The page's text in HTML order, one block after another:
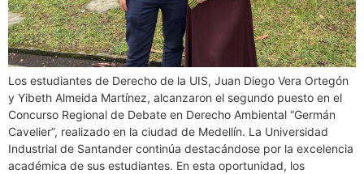
Los estudiantes de Derecho de la UIS, Juan Diego Vera Ortegón
y Yibeth Almeida Martínez, alcanzaron el segundo puesto en el
Concurso Regional de Debate en Derecho Ambiental “Germán
Cavelier”, realizado en la ciudad de Medellín. La Universidad
Industrial de Santander continúa destacándose por la excelencia
académica de sus estudiantes. En esta oportunidad, los